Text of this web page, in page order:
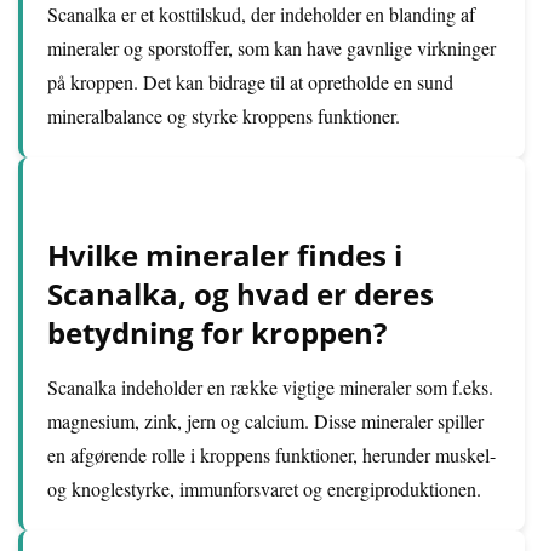
Scanalka er et kosttilskud, der indeholder en blanding af
mineraler og sporstoffer, som kan have gavnlige virkninger
på kroppen. Det kan bidrage til at opretholde en sund
mineralbalance og styrke kroppens funktioner.
Hvilke mineraler findes i
Scanalka, og hvad er deres
betydning for kroppen?
Scanalka indeholder en række vigtige mineraler som f.eks.
magnesium, zink, jern og calcium. Disse mineraler spiller
en afgørende rolle i kroppens funktioner, herunder muskel-
og knoglestyrke, immunforsvaret og energiproduktionen.